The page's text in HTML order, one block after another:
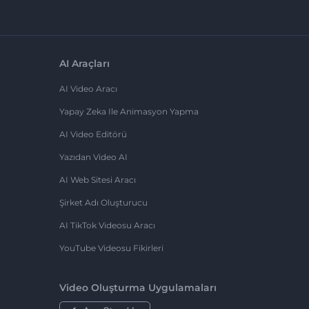
AI Araçları
AI Video Aracı
Yapay Zeka Ile Animasyon Yapma
AI Video Editörü
Yazıdan Video AI
AI Web Sitesi Aracı
Şirket Adı Oluşturucu
AI TikTok Videosu Aracı
YouTube Videosu Fikirleri
Video Oluşturma Uygulamaları